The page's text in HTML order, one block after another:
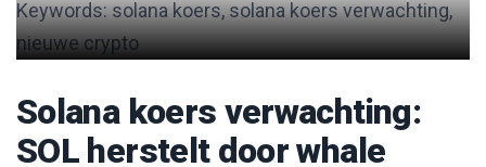
Solana koers verwachting:
SOL herstelt door whale